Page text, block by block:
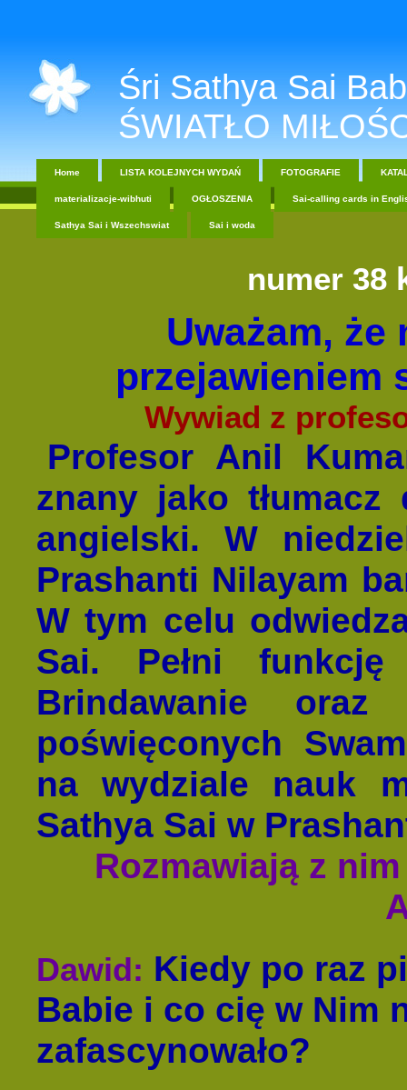
Śri Sathya Sai
ŚWIATŁO
Home LISTA KOLEJNYCH WYDAŃ FOTOGRAFIE
materializacje-wibhuti OGŁOSZENIA Sai-calling cards in
Sathya Sai i Wszechswiat Sai i woda
numer 38
Uważam,
przejawieniem
Wywiad z
Profesor Anil
znany jako tłumacz
angielski. W
Prashanti Nilayam
W tym celu
Sai. Pełni
Brindawanie
poświęconych
na wydziale nauk
Sathya Sai w
Rozmawiają z
Dawid: Kiedy po raz
Babie i co cię w Nim
zafascynowało?